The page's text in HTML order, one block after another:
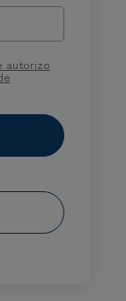
autorizo